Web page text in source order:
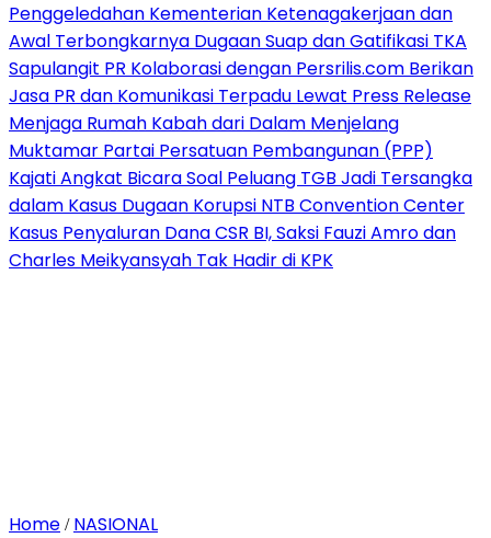
Penggeledahan Kementerian Ketenagakerjaan dan
Awal Terbongkarnya Dugaan Suap dan Gatifikasi TKA
Sapulangit PR Kolaborasi dengan Persrilis.com Berikan
Jasa PR dan Komunikasi Terpadu Lewat Press Release
Menjaga Rumah Kabah dari Dalam Menjelang
Muktamar Partai Persatuan Pembangunan (PPP)
Kajati Angkat Bicara Soal Peluang TGB Jadi Tersangka
dalam Kasus Dugaan Korupsi NTB Convention Center
Kasus Penyaluran Dana CSR BI, Saksi Fauzi Amro dan
Charles Meikyansyah Tak Hadir di KPK
Home / NASIONAL